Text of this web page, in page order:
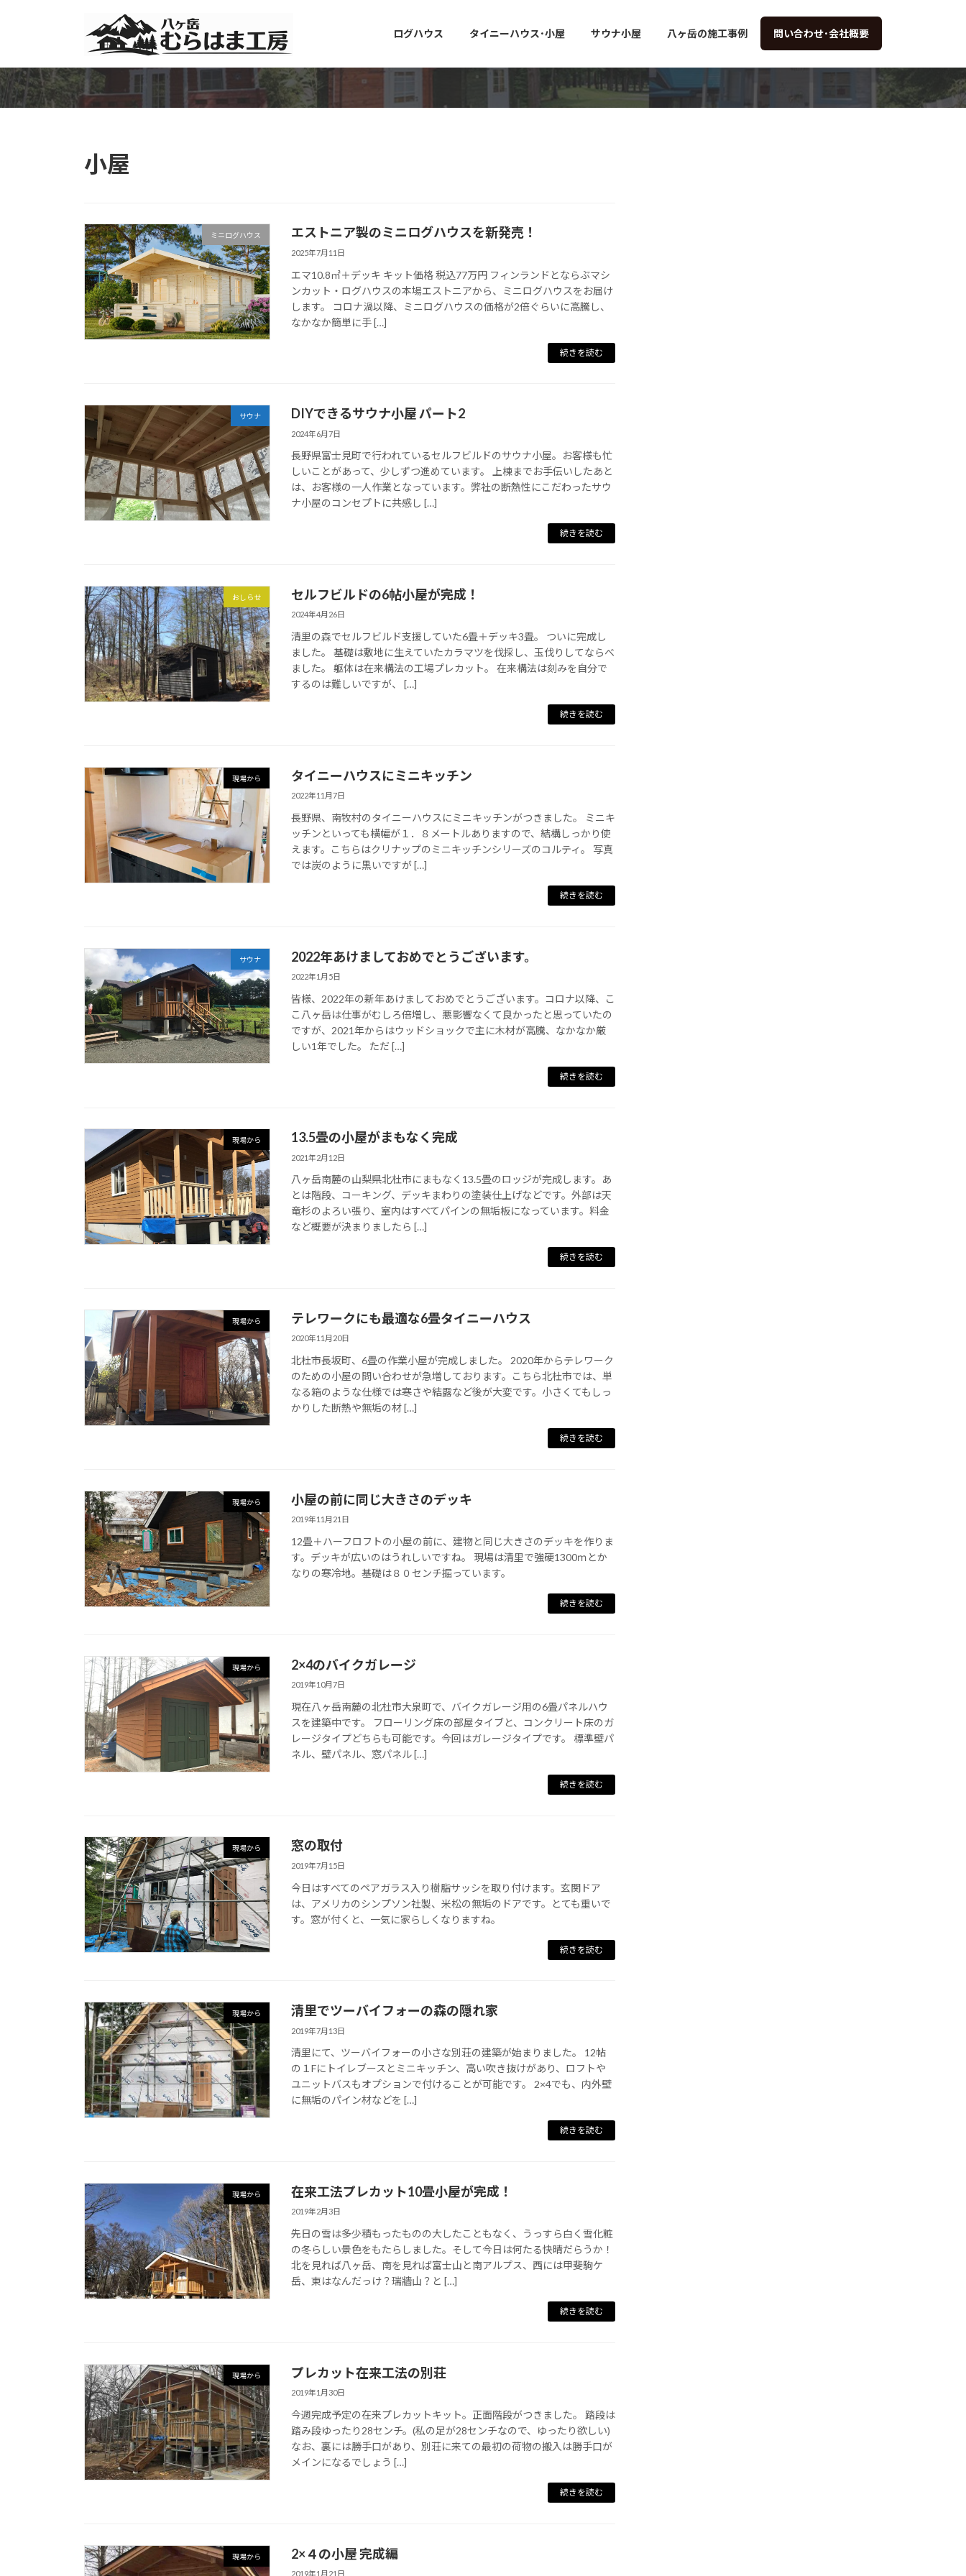
ツ
へ
ス
シ
ョ
ン
ログハウス タイニーハウス･小屋 サウナ小屋 八ヶ岳の施工事例 問い合わせ･会社概要
小屋
ミニログハウス エストニア製のミニログハウスを新発売！
2025年7月11日
エマ10.8㎡＋デッキ キット価格 税込77万円 フィンランドとならぶマシ
ンカット・ログハウスの本場エストニアから、ミニログハウスをお届け
します。 コロナ渦以降、ミニログハウスの価格が2倍ぐらいに高騰し、
なかなか簡単に手 […]
続きを読む
サウナ DIYできるサウナ小屋 パート2
2024年6月7日
長野県富士見町で行われているセルフビルドのサウナ小屋。お客様も忙
しいことがあって、少しずつ進めています。 上棟までお手伝いしたあと
は、お客様の一人作業となっています。弊社の断熱性にこだわったサウ
ナ小屋のコンセプトに共感し […]
続きを読む
おしらせ セルフビルドの6帖小屋が完成！
2024年4月26日
清里の森でセルフビルド支援していた6畳＋デッキ3畳。 ついに完成し
ました。 基礎は敷地に生えていたカラマツを伐採し、玉伐りしてならべ
ました。 躯体は在来構法の工場プレカット。 在来構法は刻みを自分で
するのは難しいですが、 […]
続きを読む
現場から タイニーハウスにミニキッチン
2022年11月7日
長野県、南牧村のタイニーハウスにミニキッチンがつきました。 ミニキ
ッチンといっても横幅が１．８メートルありますので、結構しっかり使
えます。こちらはクリナップのミニキッチンシリーズのコルティ。 写真
では炭のように黒いですが […]
続きを読む
サウナ 2022年あけましておめでとうございます。
2022年1月5日
皆様、2022年の新年あけましておめでとうございます。コロナ以降、こ
こ八ヶ岳は仕事がむしろ倍増し、悪影響なくて良かったと思っていたの
ですが、2021年からはウッドショックで主に木材が高騰、なかなか厳
しい1年でした。 ただ […]
続きを読む
現場から 13.5畳の小屋がまもなく完成
2021年2月12日
八ヶ岳南麓の山梨県北杜市にまもなく13.5畳のロッジが完成します。あ
とは階段、コーキング、デッキまわりの塗装仕上げなどです。外部は天
竜杉のよろい張り、室内はすべてパインの無垢板になっています。料金
など概要が決まりましたら […]
続きを読む
現場から テレワークにも最適な6畳タイニーハウス
2020年11月20日
北杜市長坂町、6畳の作業小屋が完成しました。 2020年からテレワーク
のための小屋の問い合わせが急増しております。こちら北杜市では、単
なる箱のような仕様では寒さや結露など後が大変です。小さくてもしっ
かりした断熱や無垢の材 […]
続きを読む
現場から 小屋の前に同じ大きさのデッキ
2019年11月21日
12畳＋ハーフロフトの小屋の前に、建物と同じ大きさのデッキを作りま
す。デッキが広いのはうれしいですね。 現場は清里で強硬1300ｍとか
なりの寒冷地。基礎は８０センチ掘っています。
続きを読む
現場から 2×4のバイクガレージ
2019年10月7日
現在八ヶ岳南麓の北杜市大泉町で、バイクガレージ用の6畳パネルハウ
スを建築中です。 フローリング床の部屋タイブと、コンクリート床のガ
レージタイプどちらも可能です。今回はガレージタイプです。 標準壁パ
ネル、壁パネル、窓パネル […]
続きを読む
現場から 窓の取付
2019年7月15日
今日はすべてのペアガラス入り樹脂サッシを取り付けます。玄関ドア
は、アメリカのシンプソン社製、米松の無垢のドアです。とても重いで
す。窓が付くと、一気に家らしくなりますね。
続きを読む
現場から 清里でツーバイフォーの森の隠れ家
2019年7月13日
清里にて、ツーバイフォーの小さな別荘の建築が始まりました。 12帖
の１Fにトイレブースとミニキッチン、高い吹き抜けがあり、ロフトや
ユニットバスもオプションで付けることが可能です。 2×4でも、内外壁
に無垢のパイン材などを […]
続きを読む
現場から 在来工法プレカット10畳小屋が完成！
2019年2月3日
先日の雪は多少積もったものの大したこともなく、うっすら白く雪化粧
の冬らしい景色をもたらしました。そして今日は何たる快晴だらうか！
北を見れば八ヶ岳、南を見れば富士山と南アルプス、西には甲斐駒ケ
岳、東はなんだっけ？瑞牆山？と […]
続きを読む
現場から プレカット在来工法の別荘
2019年1月30日
今週完成予定の在来プレカットキット。正面階段がつきました。 踏段は
踏み段ゆったり28センチ。(私の足が28センチなので、ゆったり欲しい)
なお、裏には勝手口があり、別荘に来ての最初の荷物の搬入は勝手口が
メインになるでしょう […]
続きを読む
現場から 2×４の小屋 完成編
2019年1月21日